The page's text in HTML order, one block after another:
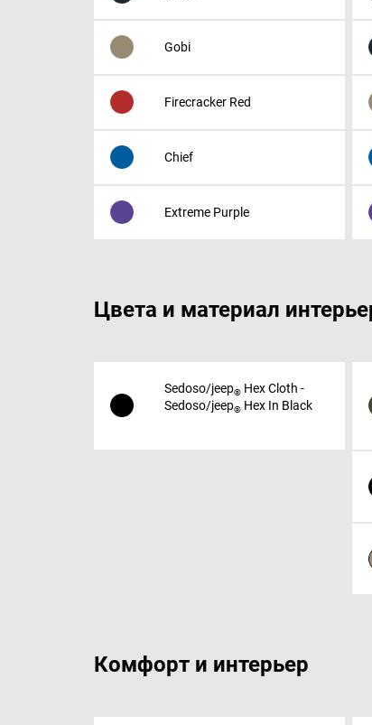
Gobi
Firecracker Red
Chief
Extreme Purple
Цвета и материал
Sedoso/jeep® Hex Cloth -
Sedoso/jeep® Hex In Black
Комфорт и интерьер